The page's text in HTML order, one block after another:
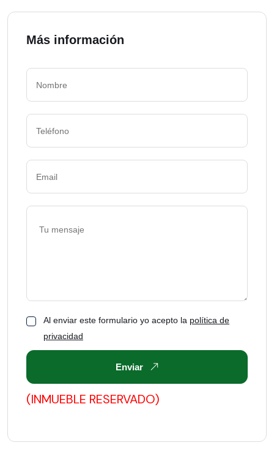
Más información
Al enviar este formulario yo acepto la política de
privacidad
Enviar
(INMUEBLE RESERVADO)